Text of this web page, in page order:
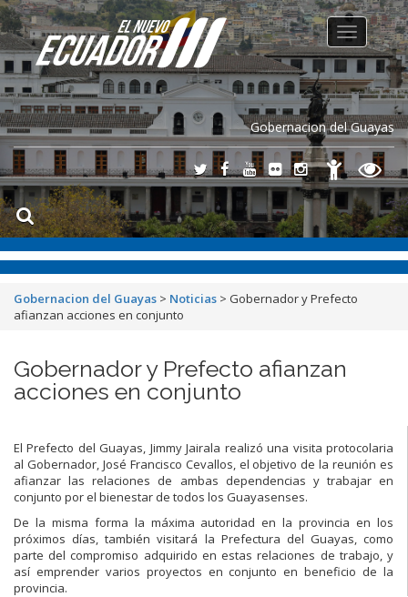
Gobernacion del Guayas
Toggle
navigation
Gobernacion del Guayas > Noticias > Gobernador y Prefecto
afianzan acciones en conjunto
Gobernador y Prefecto afianzan
acciones en conjunto
El Prefecto del Guayas, Jimmy Jairala realizó una visita protocolaria
al Gobernador, José Francisco Cevallos, el objetivo de la reunión es
afianzar las relaciones de ambas dependencias y trabajar en
conjunto por el bienestar de todos los Guayasenses.
De la misma forma la máxima autoridad en la provincia en los
próximos días, también visitará la Prefectura del Guayas, como
parte del compromiso adquirido en estas relaciones de trabajo, y
así emprender varios proyectos en conjunto en beneficio de la
provincia.